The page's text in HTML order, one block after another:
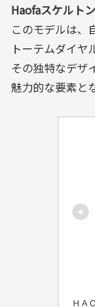
Haofaスケルト
このモデルは、
トーテムダイヤ
その独特なデザ
魅力的な要素と
ＨＡ